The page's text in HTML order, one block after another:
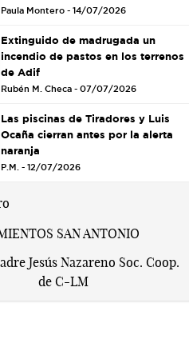
Paula Montero - 14/07/2026
Extinguido de madrugada un
incendio de pastos en los terrenos
de Adif
Rubén M. Checa - 07/07/2026
Las piscinas de Tiradores y Luis
Ocaña cierran antes por la alerta
naranja
P.M. - 12/07/2026